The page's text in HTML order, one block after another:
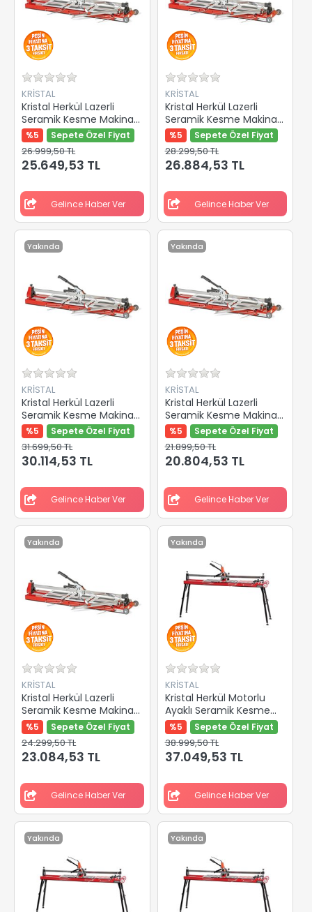
KRİSTAL
Kristal Herkül Lazerli
Seramik Kesme Makinası
1200mm 35603
%5 Sepete Özel Fiyat
26.999,50 TL
25.649,53 TL
Gelince Haber Ver
KRİSTAL
Kristal Herkül Lazerli
Seramik Kesme Makinası
1350mm 35604
%5 Sepete Özel Fiyat
28.299,50 TL
26.884,53 TL
Gelince Haber Ver
Yakında
KRİSTAL
Kristal Herkül Lazerli
Seramik Kesme Makinası
1600mm 35605
%5 Sepete Özel Fiyat
31.699,50 TL
30.114,53 TL
Gelince Haber Ver
Yakında
KRİSTAL
Kristal Herkül Lazerli
Seramik Kesme Makinası
750mm 35601
%5 Sepete Özel Fiyat
21.899,50 TL
20.804,53 TL
Gelince Haber Ver
Yakında
KRİSTAL
Kristal Herkül Lazerli
Seramik Kesme Makinası
935mm 35602
%5 Sepete Özel Fiyat
24.299,50 TL
23.084,53 TL
Gelince Haber Ver
Yakında
KRİSTAL
Kristal Herkül Motorlu
Ayaklı Seramik Kesme
Makinası 1200mm 35517
%5 Sepete Özel Fiyat
38.999,50 TL
37.049,53 TL
Gelince Haber Ver
Yakında Yakında